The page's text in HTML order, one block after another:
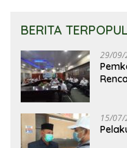
BERITA
29/09/
15/07/